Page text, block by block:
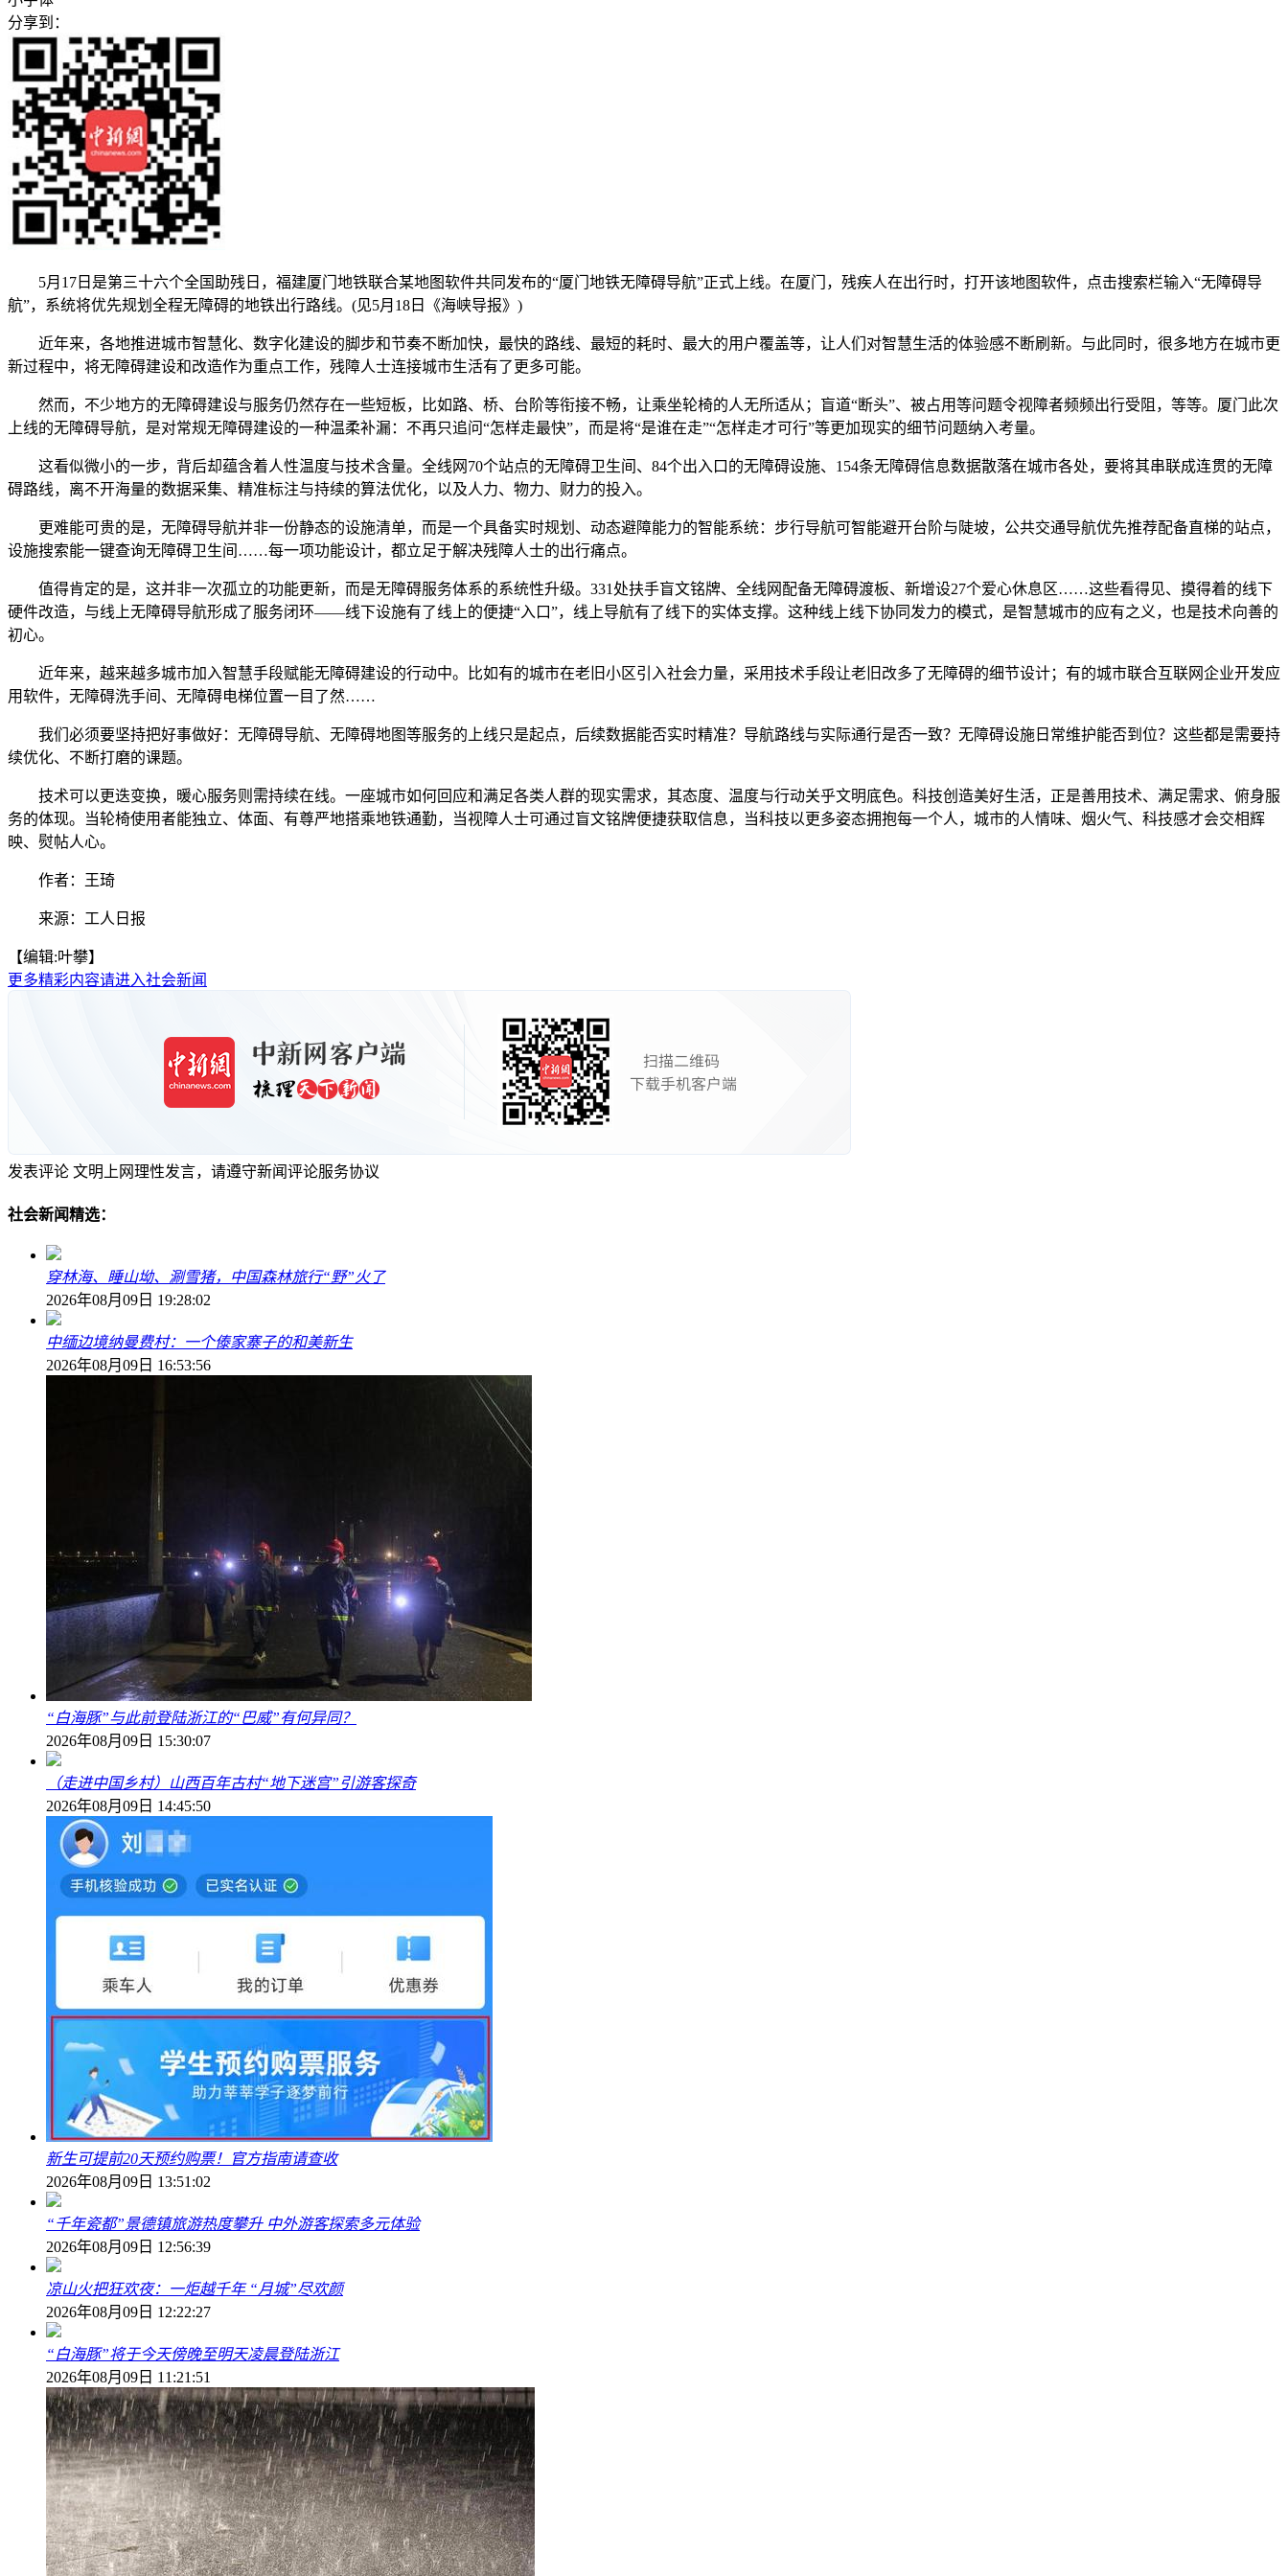
分享到：
5月17日是第三十六个全国助残日，福建厦门地铁联合某地图软件共同发布的“厦门地铁无障碍导航”正式上线。在厦门，残疾人在出行时，打开该地图软件，点击搜索栏输入“无障碍导
航”，系统将优先规划全程无障碍的地铁出行路线。(见5月18日《海峡导报》)
近年来，各地推进城市智慧化、数字化建设的脚步和节奏不断加快，最快的路线、最短的耗时、最大的用户覆盖等，让人们对智慧生活的体验感不断刷新。与此同时，很多地方在城市更
新过程中，将无障碍建设和改造作为重点工作，残障人士连接城市生活有了更多可能。
然而，不少地方的无障碍建设与服务仍然存在一些短板，比如路、桥、台阶等衔接不畅，让乘坐轮椅的人无所适从；盲道“断头”、被占用等问题令视障者频频出行受阻，等等。厦门此次
上线的无障碍导航，是对常规无障碍建设的一种温柔补漏：不再只追问“怎样走最快”，而是将“是谁在走”“怎样走才可行”等更加现实的细节问题纳入考量。
这看似微小的一步，背后却蕴含着人性温度与技术含量。全线网70个站点的无障碍卫生间、84个出入口的无障碍设施、154条无障碍信息数据散落在城市各处，要将其串联成连贯的无障
碍路线，离不开海量的数据采集、精准标注与持续的算法优化，以及人力、物力、财力的投入。
更难能可贵的是，无障碍导航并非一份静态的设施清单，而是一个具备实时规划、动态避障能力的智能系统：步行导航可智能避开台阶与陡坡，公共交通导航优先推荐配备直梯的站点，
设施搜索能一键查询无障碍卫生间……每一项功能设计，都立足于解决残障人士的出行痛点。
值得肯定的是，这并非一次孤立的功能更新，而是无障碍服务体系的系统性升级。331处扶手盲文铭牌、全线网配备无障碍渡板、新增设27个爱心休息区……这些看得见、摸得着的线下
硬件改造，与线上无障碍导航形成了服务闭环——线下设施有了线上的便捷“入口”，线上导航有了线下的实体支撑。这种线上线下协同发力的模式，是智慧城市的应有之义，也是技术向善的
初心。
近年来，越来越多城市加入智慧手段赋能无障碍建设的行动中。比如有的城市在老旧小区引入社会力量，采用技术手段让老旧改多了无障碍的细节设计；有的城市联合互联网企业开发应
用软件，无障碍洗手间、无障碍电梯位置一目了然……
我们必须要坚持把好事做好：无障碍导航、无障碍地图等服务的上线只是起点，后续数据能否实时精准？导航路线与实际通行是否一致？无障碍设施日常维护能否到位？这些都是需要持
续优化、不断打磨的课题。
技术可以更迭变换，暖心服务则需持续在线。一座城市如何回应和满足各类人群的现实需求，其态度、温度与行动关乎文明底色。科技创造美好生活，正是善用技术、满足需求、俯身服
务的体现。当轮椅使用者能独立、体面、有尊严地搭乘地铁通勤，当视障人士可通过盲文铭牌便捷获取信息，当科技以更多姿态拥抱每一个人，城市的人情味、烟火气、科技感才会交相辉
映、熨帖人心。
作者：王琦
来源：工人日报
【编辑:叶攀】
更多精彩内容请进入社会新闻
发表评论 文明上网理性发言，请遵守新闻评论服务协议
社会新闻精选：
穿林海、睡山坳、涮雪猪，中国森林旅行“野”火了
2026年08月09日 19:28:02
中缅边境纳曼费村：一个傣家寨子的和美新生
2026年08月09日 16:53:56
“白海豚”与此前登陆浙江的“巴威”有何异同？
2026年08月09日 15:30:07
（走进中国乡村）山西百年古村“地下迷宫”引游客探奇
2026年08月09日 14:45:50
新生可提前20天预约购票！官方指南请查收
2026年08月09日 13:51:02
“千年瓷都”景德镇旅游热度攀升 中外游客探索多元体验
2026年08月09日 12:56:39
凉山火把狂欢夜：一炬越千年 “月城”尽欢颜
2026年08月09日 12:22:27
“白海豚”将于今天傍晚至明天凌晨登陆浙江
2026年08月09日 11:21:51